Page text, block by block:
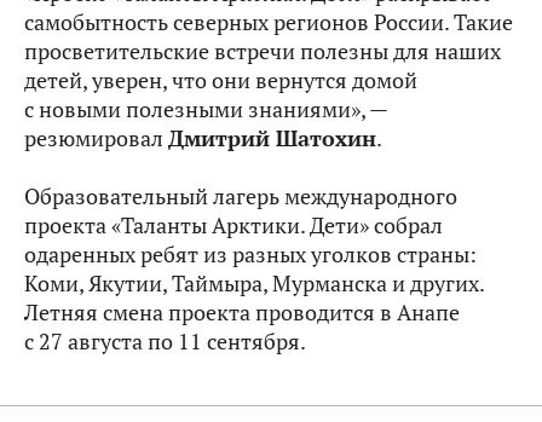
самобытность северных регионов России. Такие
просветительские встречи полезны для наших
детей, уверен, что они вернутся домой
с новыми полезными знаниями», —
резюмировал Дмитрий Шатохин.
Образовательный лагерь международного
проекта «Таланты Арктики. Дети» собрал
одаренных ребят из разных уголков страны:
Коми, Якутии, Таймыра, Мурманска и других.
Летняя смена проекта проводится в Анапе
с 27 августа по 11 сентября.